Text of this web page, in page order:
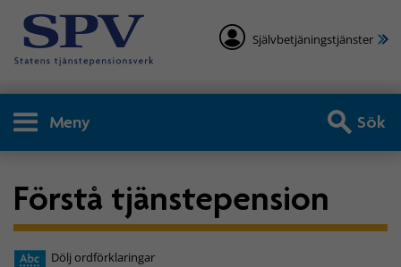
Självbetjäningstjänster
Meny Sök
Förstå tjänstepension
Dölj ordförklaringar